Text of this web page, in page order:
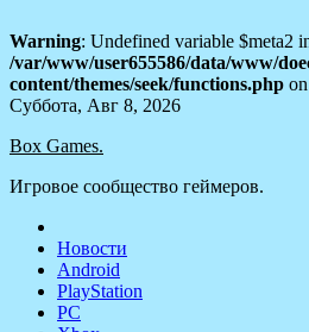
Warning: Undefined variable $meta2
/var/www/user655586/data/www/
content/themes/seek/functions.php
Skip
content
Суббота, Авг 8, 2026
Box Games.
Игровое сообщество геймеров.
Новости
Android
PlayStation
PC